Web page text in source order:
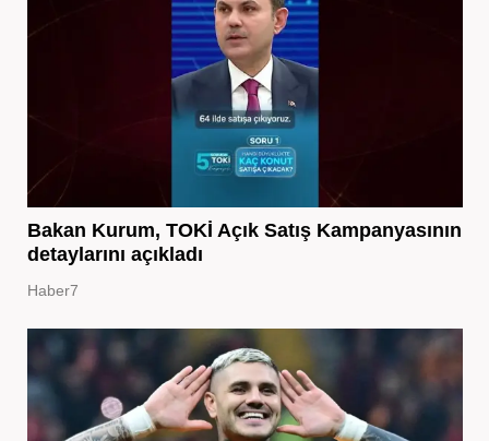
Bakan Kurum, TOKİ Açık Satış Kampanyasının
detaylarını açıkladı
Haber7